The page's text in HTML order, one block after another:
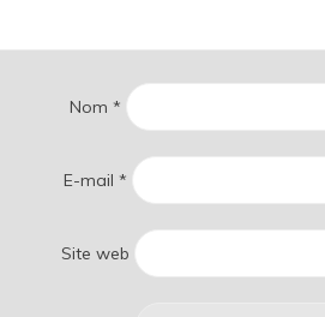
Nom *
E-mail *
Site web